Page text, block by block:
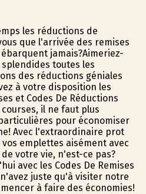
les réductions de
que l'arrivée des remises
jamais?Aimeriez-
toutes les
des réductions géniales
à votre disposition les
et Codes De Réductions
il ne faut plus
pour économiser
Avec l'extraordinaire profit
emplettes aisément avec
votre vie, n'est-ce pas?
avec les Codes De Remises
juste qu'à visiter notre
à faire des économies!